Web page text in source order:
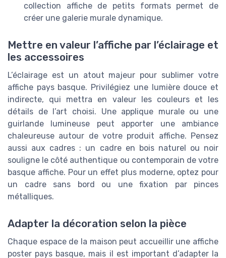
collection affiche de petits formats permet de
créer une galerie murale dynamique.
Mettre en valeur l’affiche par l’éclairage et
les accessoires
L’éclairage est un atout majeur pour sublimer votre
affiche pays basque. Privilégiez une lumière douce et
indirecte, qui mettra en valeur les couleurs et les
détails de l’art choisi. Une applique murale ou une
guirlande lumineuse peut apporter une ambiance
chaleureuse autour de votre produit affiche. Pensez
aussi aux cadres : un cadre en bois naturel ou noir
souligne le côté authentique ou contemporain de votre
basque affiche. Pour un effet plus moderne, optez pour
un cadre sans bord ou une fixation par pinces
métalliques.
Adapter la décoration selon la pièce
Chaque espace de la maison peut accueillir une affiche
poster pays basque, mais il est important d’adapter la